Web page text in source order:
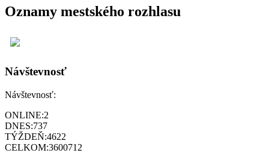
Oznamy mestského rozhlasu
Návštevnosť
Návštevnosť:
ONLINE:2
DNES:737
TÝŽDEŇ:4622
CELKOM:3600712